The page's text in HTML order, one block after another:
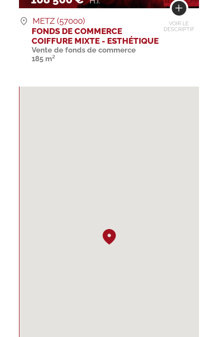
VOIR LE
DESCRIPTIF
METZ (57000)
FONDS DE COMMERCE
COIFFURE MIXTE - ESTHÉTIQUE
Vente de fonds de commerce
185 m²